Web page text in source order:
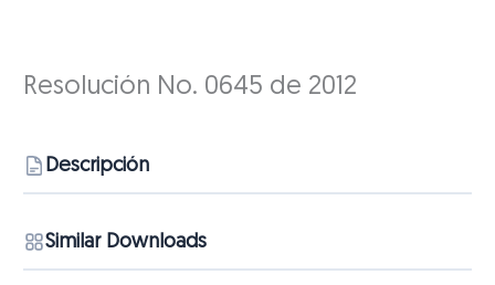
Resolución No. 0645 de 2012
Descripción
Similar Downloads